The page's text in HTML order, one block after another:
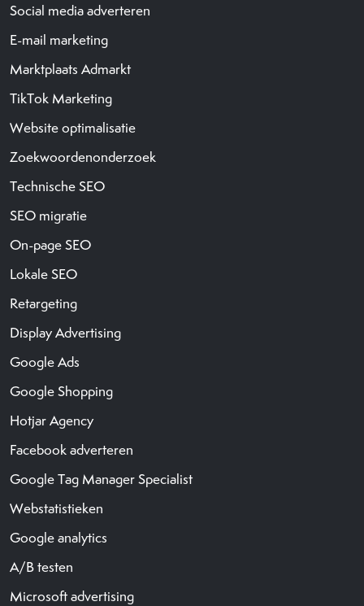
Social media adverteren
E-mail marketing
Marktplaats Admarkt
TikTok Marketing
Website optimalisatie
Zoekwoordenonderzoek
Technische SEO
SEO migratie
On-page SEO
Lokale SEO
Retargeting
Display Advertising
Google Ads
Google Shopping
Hotjar Agency
Facebook adverteren
Google Tag Manager Specialist
Webstatistieken
Google analytics
A/B testen
Microsoft advertising